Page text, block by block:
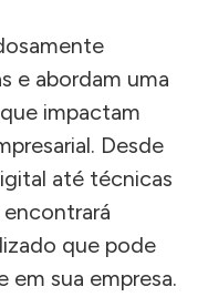
e abordam uma
impactam
Desde
até técnicas
que pode
em sua empresa.